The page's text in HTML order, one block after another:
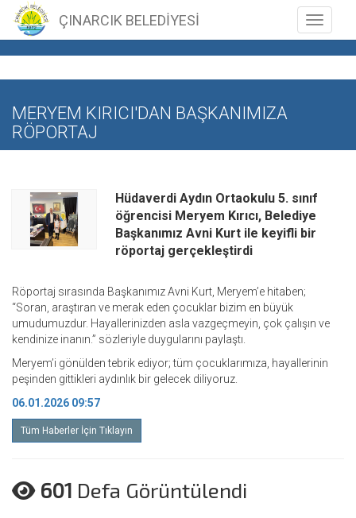
Toggle
ÇINARCIK BELEDİYESİ
MERYEM KIRICI'DAN BAŞKANIMIZA
RÖPORTAJ
Hüdaverdi Aydın Ortaokulu 5. sınıf
öğrencisi Meryem Kırıcı, Belediye
Başkanımız Avni Kurt ile keyifli bir
röportaj gerçekleştirdi
Röportaj sırasında Başkanımız Avni Kurt, Meryem’e hitaben;
“Soran, araştıran ve merak eden çocuklar bizim en büyük
umudumuzdur. Hayallerinizden asla vazgeçmeyin, çok çalışın ve
kendinize inanın.” sözleriyle duygularını paylaştı.
Meryem’i gönülden tebrik ediyor; tüm çocuklarımıza, hayallerinin
peşinden gittikleri aydınlık bir gelecek diliyoruz.
06.01.2026 09:57
Tüm Haberler İçin Tıklayın
601 Defa Görüntülendi